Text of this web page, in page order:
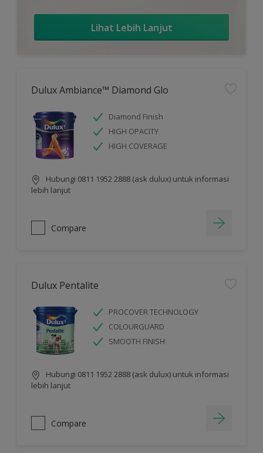
Lihat Lebih Lanjut
Dulux Ambiance™ Diamond Glo
Diamond Finish
HIGH OPACITY
HIGH COVERAGE
Hubungi 0811 1952 2888 (ask dulux) untuk informasi
lebih lanjut
Compare
Dulux Pentalite
PROCOVER TECHNOLOGY
COLOURGUARD
SMOOTH FINISH
Hubungi 0811 1952 2888 (ask dulux) untuk informasi
lebih lanjut
Compare